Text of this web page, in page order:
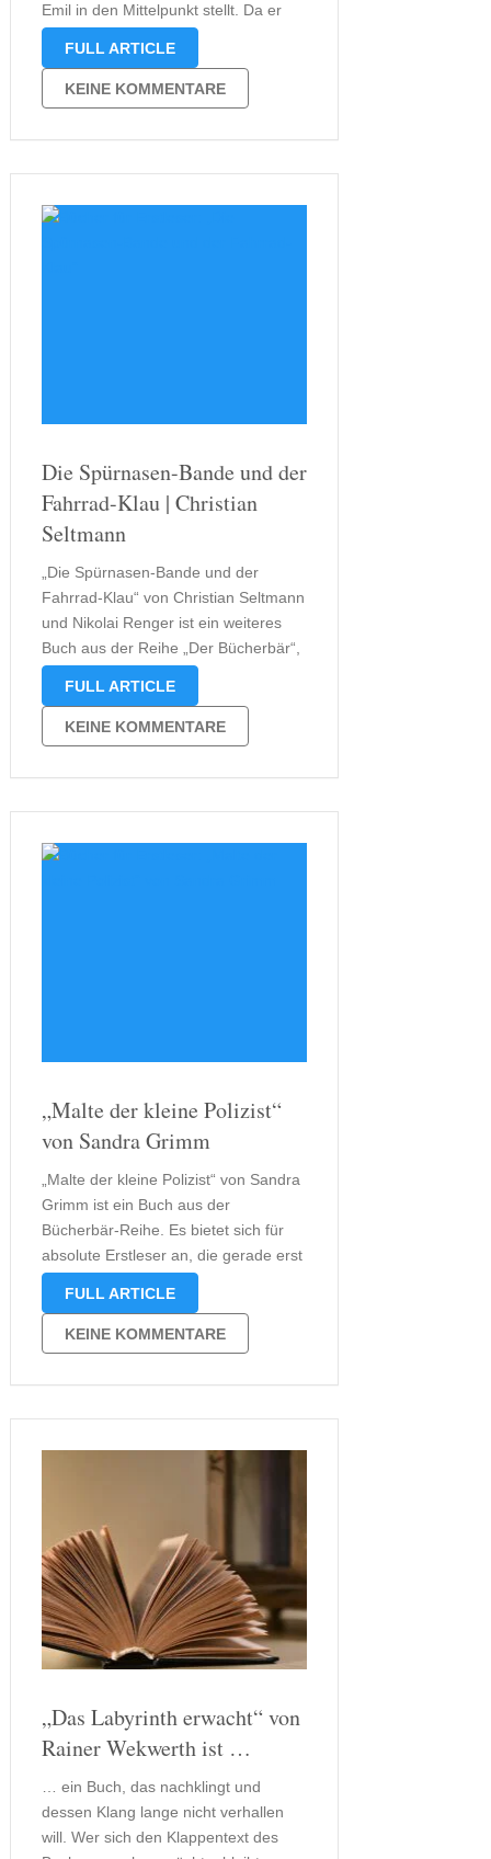
Emil in den Mittelpunkt stellt. Da er
gerne wissen möchte, wie
jedes Jahr zur Weihnachtszeit kein
anderes Thema und fragt Hugo den
Hasen und die …
FULL ARTICLE
KEINE KOMMENTARE
Die Spürnasen-Bande und der
Fahrrad-Klau | Christian
Seltmann
„Die Spürnasen-Bande und der
Fahrrad-Klau“ von Christian Seltmann
und Nikolai Renger ist ein weiteres
Buch aus der Reihe „Der Bücherbär“,
richtet sich aber an Erstleser, die
Das Buch selbst lädt die jungen Abc-
Schützen und Leseanfänger dazu ein,
die Welt der Buchstaben
FULL ARTICLE
KEINE KOMMENTARE
„Malte der kleine Polizist“
von Sandra Grimm
„Malte der kleine Polizist“ von Sandra
Grimm ist ein Buch aus der
Bücherbär-Reihe. Es bietet sich für
absolute Erstleser an, die gerade erst
mit dem Lesen beginnen oder
Bundesländern neigen sich die
Sommerferien schon dem Ende zu.
Gerade für die neuen Erstklässler …
FULL ARTICLE
KEINE KOMMENTARE
„Das Labyrinth erwacht“ von
Rainer Wekwerth ist …
… ein Buch, das nachklingt und
dessen Klang lange nicht verhallen
will. Wer sich den Klappentext des